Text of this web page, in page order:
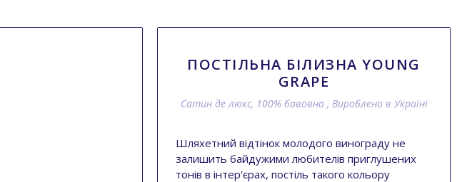
ПОСТІЛЬНА БІЛИЗНА YOUNG
GRAPE
Сатин де люкс, 100% бавовна , Вироблено в Україні
Шляхетний відтінок молодого винограду не
залишить байдужими любителів приглушених
тонів в інтер'єрах, постіль такого кольору